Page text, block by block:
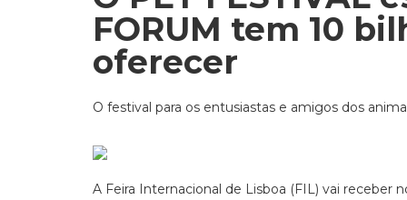
FORUM tem 10
oferecer
O festival para os entusiastas e amigos dos
A Feira Internacional de Lisboa (FIL) vai receber